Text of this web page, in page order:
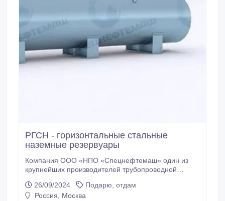
РГСН - горизонтальные стальные
наземные резервуары
Компания ООО «НПО «Спецнефтемаш» один из
крупнейших производителей трубопроводной
назначения, резервуарной техники. Приоритетное
направление деятельности заключается в
26/09/2024
Подарю, отдам
Россия, Москва